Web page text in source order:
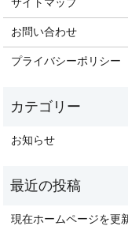
サイトマップ
お問い合わせ
プライバシーポリシー
お知らせ
現在ホームページを更